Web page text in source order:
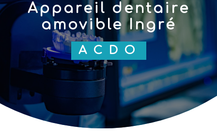
appareil dentaire
amovible Ingré
ACDO